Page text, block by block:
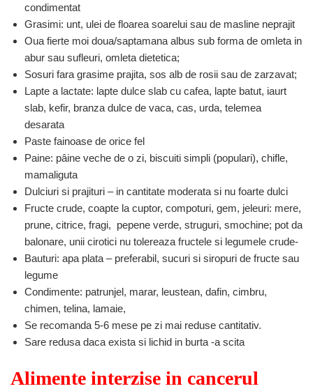
condimentat
Grasimi: unt, ulei de floarea soarelui sau de masline neprajit
Oua fierte moi doua/saptamana albus sub forma de omleta in
abur sau sufleuri, omleta dietetica;
Sosuri fara grasime prajita, sos alb de rosii sau de zarzavat;
Lapte a lactate: lapte dulce slab cu cafea, lapte batut, iaurt
slab, kefir, branza dulce de vaca, cas, urda, telemea
desarata
Paste fainoase de orice fel
Paine: pâine veche de o zi, biscuiti simpli (populari), chifle,
mamaliguta
Dulciuri si prajituri – in cantitate moderata si nu foarte dulci
Fructe crude, coapte la cuptor, compoturi, gem, jeleuri: mere,
prune, citrice, fragi, pepene verde, struguri, smochine; pot da
balonare, unii cirotici nu tolereaza fructele si legumele crude-
Bauturi: apa plata – preferabil, sucuri si siropuri de fructe sau
legume
Condimente: patrunjel, marar, leustean, dafin, cimbru,
chimen, telina, lamaie,
Se recomanda 5-6 mese pe zi mai reduse cantitativ.
Sare redusa daca exista si lichid in burta -a scita
Alimente interzise in cancerul